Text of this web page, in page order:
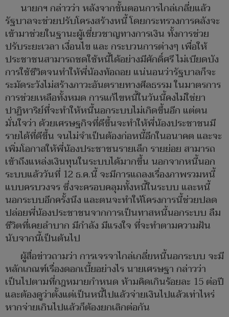
นายกฯ กล่าวว่า หลังจากขั้นตอนการไกล่เกลี่ยแล้ว
รัฐบาลจะช่วยปรับโครงสร้างหนี้ โดยกระทรวงการคลังจะ
เข้ามาช่วยในฐานะผู้เชี่ยวชาญทางการเงิน ทั้งการช่วย
ปรับระยะเวลา เงื่อนไข และ กระบวนการต่างๆ เพื่อให้
ประชาชนสามารถชดใช้หนี้ได้อย่างมีศักดิ์ศรี ไม่เบียดบัง
การใช้ชีวิตจนทำให้พี่น้องท้อถอย แน่นอนว่ารัฐบาลก็จะ
ระมัดระวังไม่สร้างภาวะอันตรายทางศีลธรรม ในมาตรการ
การช่วยเหลือทั้งหมด การแก้ไขหนี้ในวันนี้คงไม่ใช่ยา
ปาฏิหาริย์ที่จะทำให้หนี้นอกระบบไม่เกิดขึ้นอีก แต่ตน
มั่นใจว่า ด้วยเศรษฐกิจที่ดีขึ้นจะทำให้พี่น้องประชาชนมี
รายได้ที่ดีขึ้น จนไม่จำเป็นต้องก่อหนี้อีกในอนาคต และจะ
เพิ่มโอกาสให้พี่น้องประชาชนรายเล็ก รายย่อย สามารถ
เข้าถึงแหล่งเงินทุนในระบบได้มากขึ้น นอกจากหนี้นอก
ระบบแล้ววันที่ 12 ธ.ค.นี้ จะมีการแถลงเรื่องภาพรวมหนี้
แบบครบวงจร ซึ่งจะครอบคลุมทั้งหนี้ในระบบ และหนี้
นอกระบบอีกครั้งนึง และตนจะทำให้โครงการนี้ช่วยปลด
ปล่อยพี่น้องประชาชนจากการเป็นทาสหนี้นอกระบบ ลืม
ชีวิตที่เคยลำบาก มีกำลัง มีแรงใจ ที่จะทำตามความฝัน
นับจากนี้เป็นต้นไป
ผู้สื่อข่าวถามว่า การเจรจาไกล่เกลี่ยหนี้นอกระบบ จะมี
หลักเกณฑ์เรื่องดอกเบี้ยอย่างไร นายเศรษฐา กล่าวว่า
เป็นไปตามที่กฎหมายกำหนด ห้ามคิดเกินร้อยละ 15 ต่อปี
และต้องดูว่าตั้งแต่เป็นหนี้ไปแล้วจ่ายเงินไปแล้วเท่าไหร่
หากจ่ายเกินไปแล้วก็ต้องยกเลิกต่อกัน